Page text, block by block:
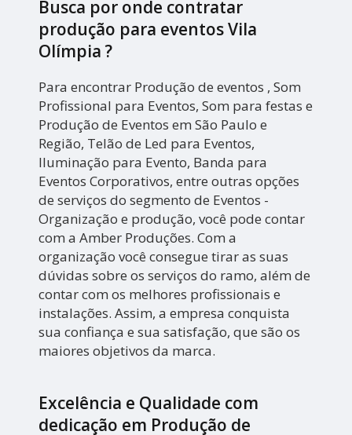
Busca por onde contratar
produção para eventos Vila
Olímpia ?
Para encontrar Produção de eventos , Som
Profissional para Eventos, Som para festas e
Produção de Eventos em São Paulo e
Região, Telão de Led para Eventos,
Iluminação para Evento, Banda para
Eventos Corporativos, entre outras opções
de serviços do segmento de Eventos -
Organização e produção, você pode contar
com a Amber Produções. Com a
organização você consegue tirar as suas
dúvidas sobre os serviços do ramo, além de
contar com os melhores profissionais e
instalações. Assim, a empresa conquista
sua confiança e sua satisfação, que são os
maiores objetivos da marca.
Excelência e Qualidade com
dedicação em Produção de